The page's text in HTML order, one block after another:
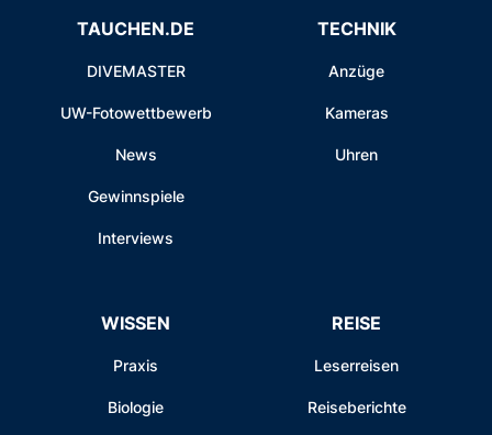
TAUCHEN.DE
DIVEMASTER
UW-Fotowettbewerb
News
Gewinnspiele
Interviews
TECHNIK
Anzüge
Kameras
Uhren
WISSEN
Praxis
Biologie
REISE
Leserreisen
Reiseberichte